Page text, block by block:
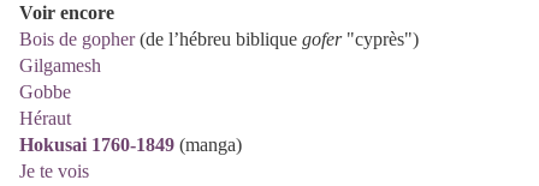
Voir encore
Bois de gopher(de l’hébreu biblique gofer"cyprès")
Gilgamesh
Gobbe
Héraut
Hokusai 1760-1849 (manga)
Je te vois